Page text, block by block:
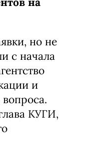
но не
с начала
и
КУГИ,